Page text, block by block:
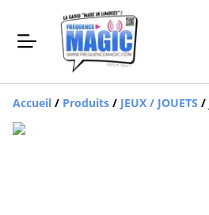
Accueil / Produits / JEUX / JOUETS /